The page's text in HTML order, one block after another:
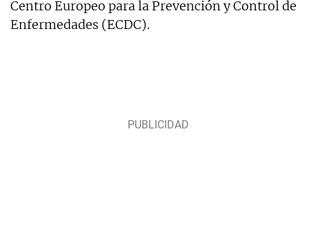
Centro Europeo para la Prevención y Control de
Enfermedades (ECDC).